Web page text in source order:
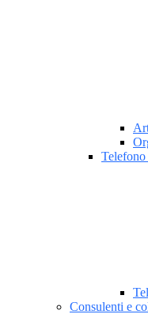
Telefono
Consulenti e